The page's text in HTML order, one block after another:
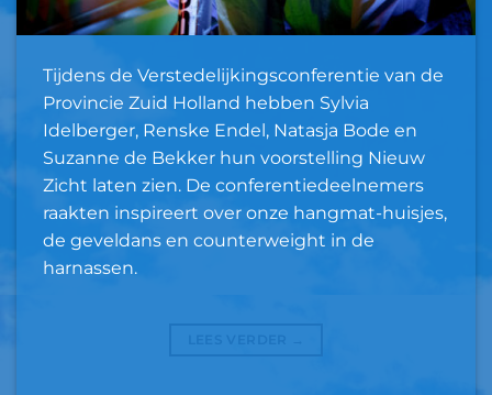
Tijdens de Verstedelijkingsconferentie van de
Provincie Zuid Holland hebben Sylvia
Idelberger, Renske Endel, Natasja Bode en
Suzanne de Bekker hun voorstelling Nieuw
Zicht laten zien. De conferentiedeelnemers
raakten inspireert over onze hangmat-huisjes,
de geveldans en counterweight in de
harnassen.